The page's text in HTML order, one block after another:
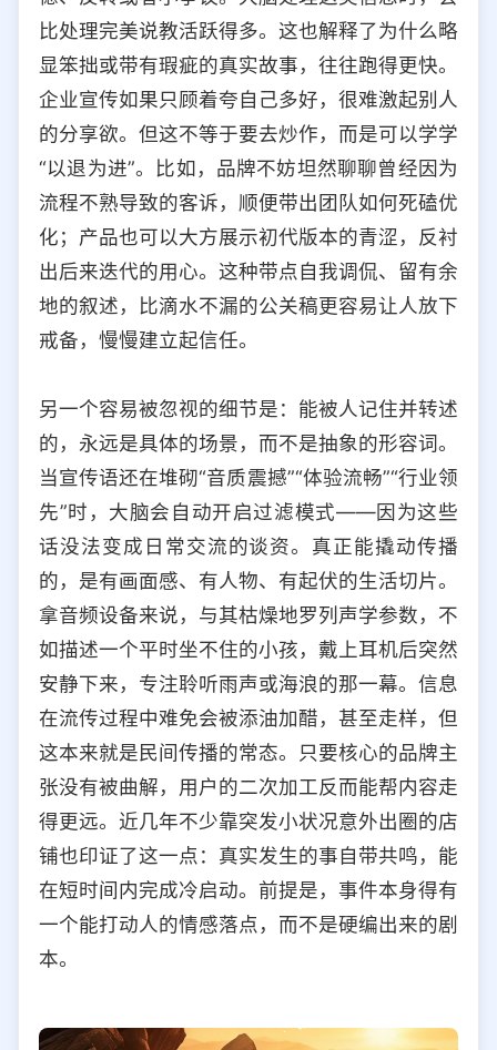
比处理完美说教活跃得多。这也解释了为什么略
显笨拙或带有瑕疵的真实故事，往往跑得更快。
企业宣传如果只顾着夸自己多好，很难激起别人
的分享欲。但这不等于要去炒作，而是可以学学
“以退为进”。比如，品牌不妨坦然聊聊曾经因为
流程不熟导致的客诉，顺便带出团队如何死磕优
化；产品也可以大方展示初代版本的青涩，反衬
出后来迭代的用心。这种带点自我调侃、留有余
地的叙述，比滴水不漏的公关稿更容易让人放下
戒备，慢慢建立起信任。
另一个容易被忽视的细节是：能被人记住并转述
的，永远是具体的场景，而不是抽象的形容词。
当宣传语还在堆砌“音质震撼”“体验流畅”“行业领
先”时，大脑会自动开启过滤模式——因为这些
话没法变成日常交流的谈资。真正能撬动传播
的，是有画面感、有人物、有起伏的生活切片。
拿音频设备来说，与其枯燥地罗列声学参数，不
如描述一个平时坐不住的小孩，戴上耳机后突然
安静下来，专注聆听雨声或海浪的那一幕。信息
在流传过程中难免会被添油加醋，甚至走样，但
这本来就是民间传播的常态。只要核心的品牌主
张没有被曲解，用户的二次加工反而能帮内容走
得更远。近几年不少靠突发小状况意外出圈的店
铺也印证了这一点：真实发生的事自带共鸣，能
在短时间内完成冷启动。前提是，事件本身得有
一个能打动人的情感落点，而不是硬编出来的剧
本。